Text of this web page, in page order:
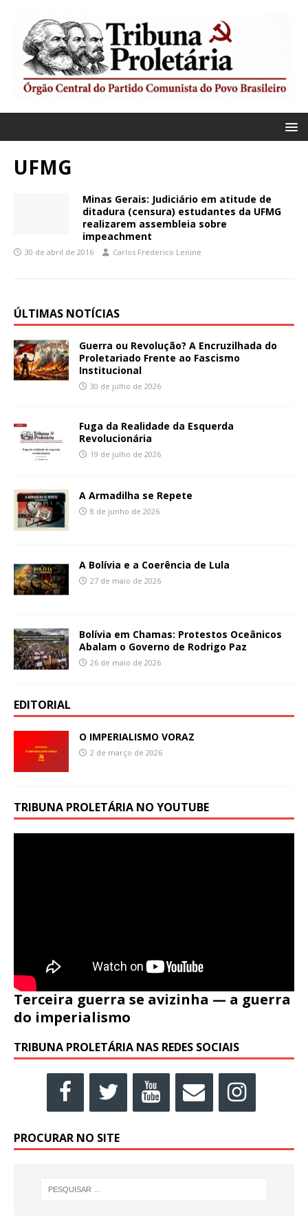
UFMG
Minas Gerais: Judiciário em atitude de
ditadura (censura) estudantes da UFMG
realizarem assembleia sobre
impeachment
30 de abril de 2016 Carlos Frederico Lenine
ÚLTIMAS NOTÍCIAS
Guerra ou Revolução? A Encruzilhada do
Proletariado Frente ao Fascismo
Institucional
30 de julho de 2026
Fuga da Realidade da Esquerda
Revolucionária
19 de julho de 2026
A Armadilha se Repete
8 de junho de 2026
A Bolívia e a Coerência de Lula
27 de maio de 2026
Bolívia em Chamas: Protestos Oceânicos
Abalam o Governo de Rodrigo Paz
26 de maio de 2026
EDITORIAL
O IMPERIALISMO VORAZ
2 de março de 2026
TRIBUNA PROLETÁRIA NO YOUTUBE
Terceira guerra se avizinha — a guerra
do imperialismo
TRIBUNA PROLETÁRIA NAS REDES SOCIAIS
PROCURAR NO SITE